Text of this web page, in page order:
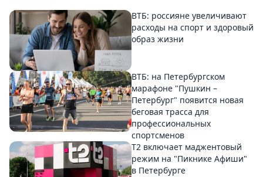
ВТБ: россияне увеличивают
расходы на спорт и здоровый
образ жизни
ВТБ: на Петербургском
марафоне "Пушкин –
Петербург" появится новая
беговая трасса для
профессиональных
спортсменов
Т2 включает маджентовый
режим на "Пикнике Афиши"
в Петербурге